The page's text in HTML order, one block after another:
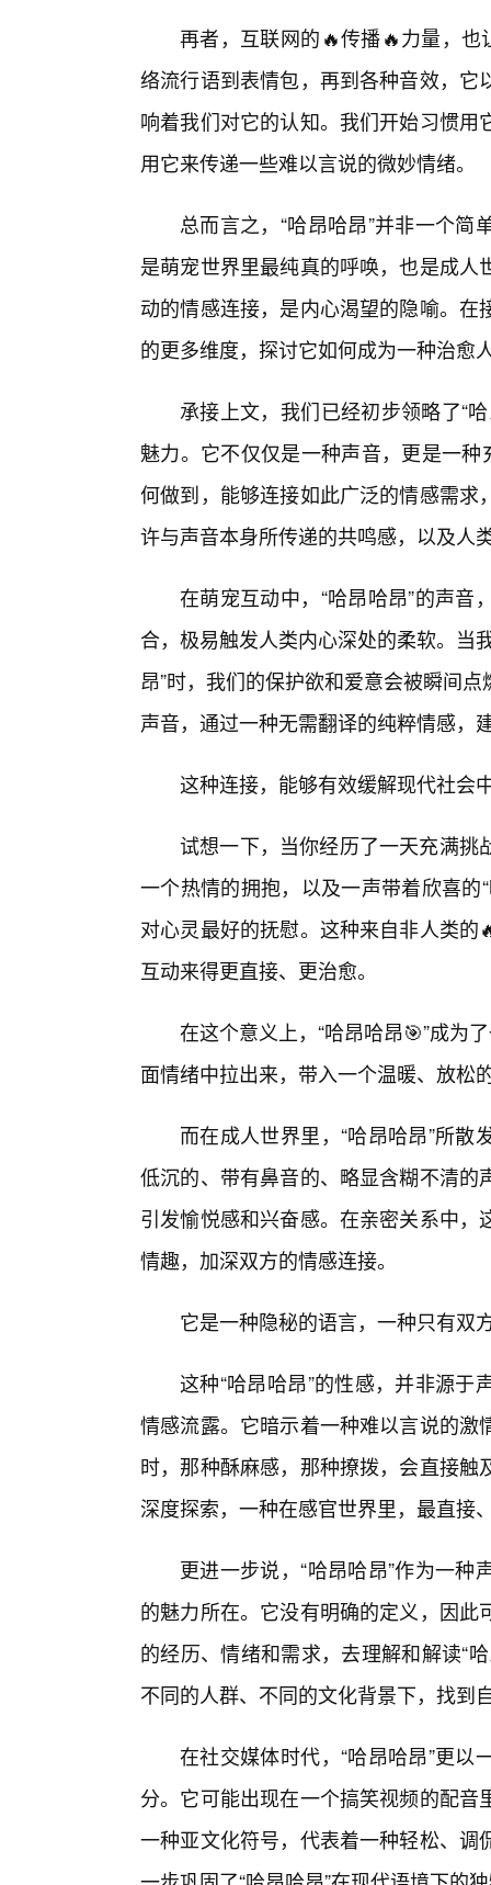
再者，互联网的🔥传播🔥力量，也
络流行语到表情包，再到各种音效，
响着我们对它的认知。我们开始习惯
用它来传递一些难以言说的微妙情绪。
总而言之，“哈昂哈昂”并非一个
是萌宠世界里最纯真的呼唤，也是成
动的情感连接，是内心渴望的隐喻。在
的更多维度，探讨它如何成为一种治愈
承接上文，我们已经初步领略了“
魅力。它不仅仅是一种声音，更是一
何做到，能够连接如此广泛的情感需
许与声音本身所传递的共鸣感，以及人
在萌宠互动中，“哈昂哈昂”的声
合，极易触发人类内心深处的柔软。当
昂”时，我们的保护欲和爱意会被瞬间
声音，通过一种无需翻译的纯粹情感，
这种连接，能够有效缓解现代社会
试想一下，当你经历了一天充满挑
一个热情的拥抱，以及一声带着欣喜
对心灵最好的抚慰。这种来自非人类
互动来得更直接、更治愈。
在这个意义上，“哈昂哈昂🎯”成为
面情绪中拉出来，带入一个温暖、放松
而在成人世界里，“哈昂哈昂”所
低沉的、带有鼻音的、略显含糊不清
引发愉悦感和兴奋感。在亲密关系中
情趣，加深双方的情感连接。
它是一种隐秘的语言，一种只有双
这种“哈昂哈昂”的性感，并非源
情感流露。它暗示着一种难以言说的
时，那种酥麻感，那种撩拨，会直接
深度探索，一种在感官世界里，最直接
更进一步说，“哈昂哈昂”作为一
的魅力所在。它没有明确的定义，因
的经历、情绪和需求，去理解和解读“
不同的人群、不同的文化背景下，找到
在社交媒体时代，“哈昂哈昂”更
分。它可能出现在一个搞笑视频的配
一种亚文化符号，代表着一种轻松、